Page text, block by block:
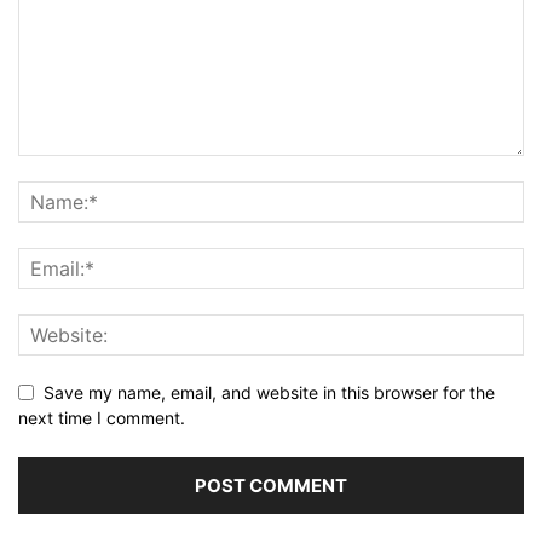
Save my name, email, and website in this browser for the
next time I comment.